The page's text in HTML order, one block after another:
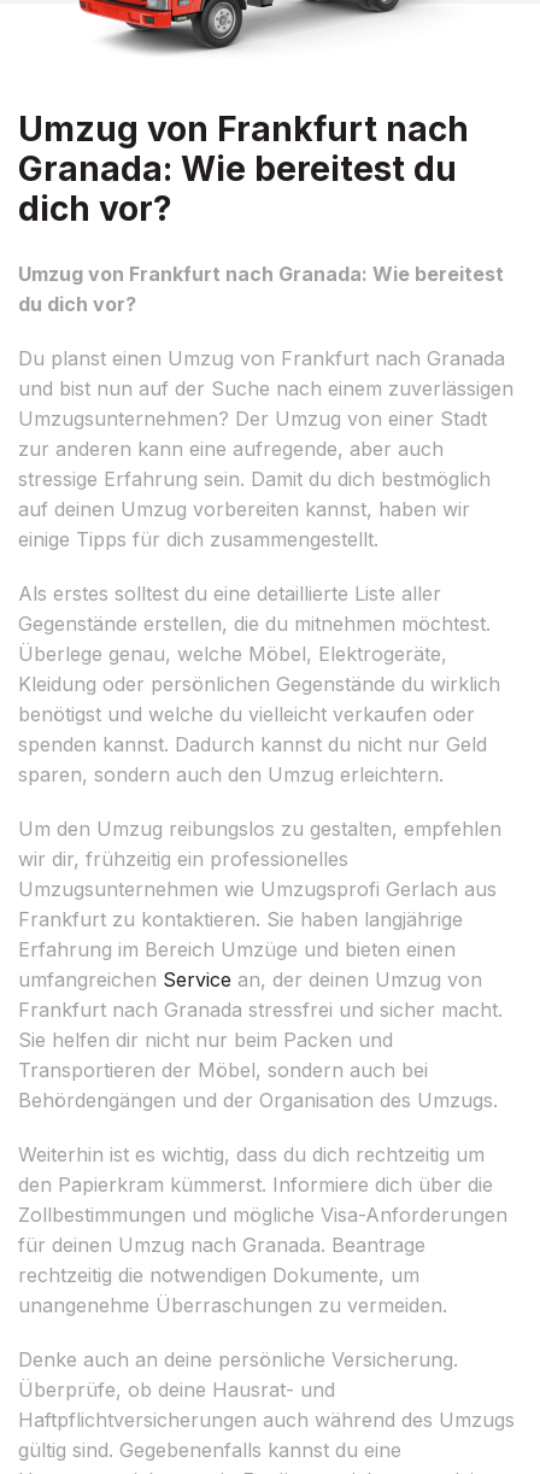
Umzug von Frankfurt nach
Granada: Wie bereitest du
dich vor?
Umzug von Frankfurt nach Granada: Wie bereitest
du dich vor?
Du planst einen Umzug von Frankfurt nach Granada
und bist nun auf der Suche nach einem zuverlässigen
Umzugsunternehmen? Der Umzug von einer Stadt
zur anderen kann eine aufregende, aber auch
stressige Erfahrung sein. Damit du dich bestmöglich
auf deinen Umzug vorbereiten kannst, haben wir
einige Tipps für dich zusammengestellt.
Als erstes solltest du eine detaillierte Liste aller
Gegenstände erstellen, die du mitnehmen möchtest.
Überlege genau, welche Möbel, Elektrogeräte,
Kleidung oder persönlichen Gegenstände du wirklich
benötigst und welche du vielleicht verkaufen oder
spenden kannst. Dadurch kannst du nicht nur Geld
sparen, sondern auch den Umzug erleichtern.
Um den Umzug reibungslos zu gestalten, empfehlen
wir dir, frühzeitig ein professionelles
Umzugsunternehmen wie Umzugsprofi Gerlach aus
Frankfurt zu kontaktieren. Sie haben langjährige
Erfahrung im Bereich Umzüge und bieten einen
umfangreichen Service an, der deinen Umzug von
Frankfurt nach Granada stressfrei und sicher macht.
Sie helfen dir nicht nur beim Packen und
Transportieren der Möbel, sondern auch bei
Behördengängen und der Organisation des Umzugs.
Weiterhin ist es wichtig, dass du dich rechtzeitig um
den Papierkram kümmerst. Informiere dich über die
Zollbestimmungen und mögliche Visa-Anforderungen
für deinen Umzug nach Granada. Beantrage
rechtzeitig die notwendigen Dokumente, um
unangenehme Überraschungen zu vermeiden.
Denke auch an deine persönliche Versicherung.
Überprüfe, ob deine Hausrat- und
Haftpflichtversicherungen auch während des Umzugs
gültig sind. Gegebenenfalls kannst du eine